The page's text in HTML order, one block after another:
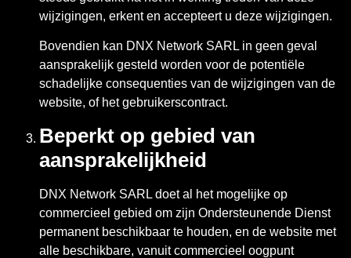
wijzigingen, erkent en accepteert u deze wijzigingen.
Bovendien kan DNX Network SARL in geen geval
aansprakelijk gesteld worden voor de potentiële
schadelijke consequenties van de wijzigingen van de
website, of het gebruikerscontract.
Beperkt op gebied van
aansprakelijkheid
DNX Network SARL doet al het mogelijke op
commercieel gebied om zijn Ondersteunende Dienst
permanent beschikbaar te houden, en de website met
alle beschikbare, vanuit commercieel oogpunt